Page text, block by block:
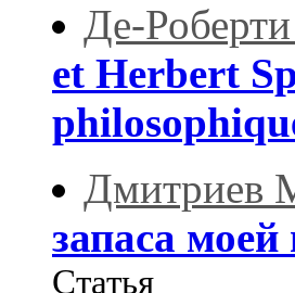
Де-
et Herbert
Дмитриев
запаса